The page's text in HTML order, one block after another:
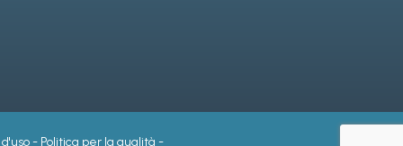
- Politica per la qualità -